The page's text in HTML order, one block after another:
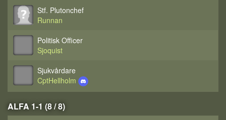
Stf. Plutonchef
Runnan
Politisk Officer
Sjoquist
Sjukvårdare
CptHellholm
ALFA 1-1 (8 / 8)